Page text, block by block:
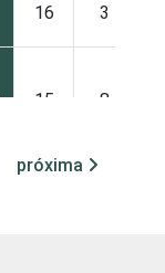
16 3
15 8
próxima